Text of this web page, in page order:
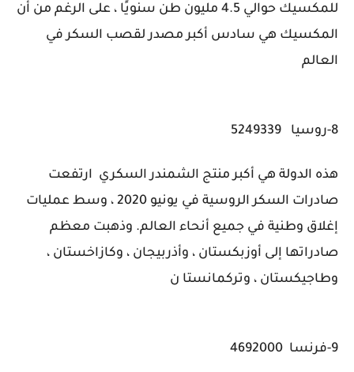
للمكسيك حوالي 4.5 مليون طن سنويًا ، على الرغم من أن
المكسيك هي سادس أكبر مصدر لقصب السكر في
العالم
8-روسيا 5249339
هذه الدولة هي أكبر منتج الشمندر السكري ارتفعت
صادرات السكر الروسية في يونيو 2020 ، وسط عمليات
إغلاق وطنية في جميع أنحاء العالم. وذهبت معظم
صادراتها إلى أوزبكستان ، وأذربيجان ، وكازاخستان ،
وطاجيكستان ، وتركمانستا ن
9-فرنسا 4692000